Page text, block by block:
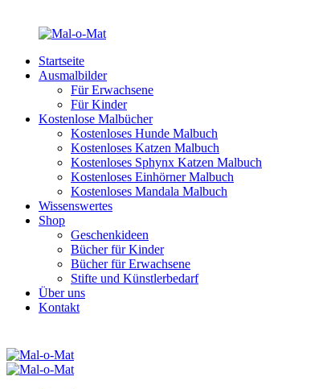
Startseite
Ausmalbilder
Für Erwachsene
Für Kinder
Kostenlose Malbücher
Kostenloses Hunde Malbuch
Kostenloses Katzen Malbuch
Kostenloses Sphynx Katzen Malbuch
Kostenloses Einhörner Malbuch
Kostenloses Mandala Malbuch
Wissenswertes
Shop
Geschenkideen
Bücher für Kinder
Bücher für Erwachsene
Stifte und Künstlerbedarf
Über uns
Kontakt